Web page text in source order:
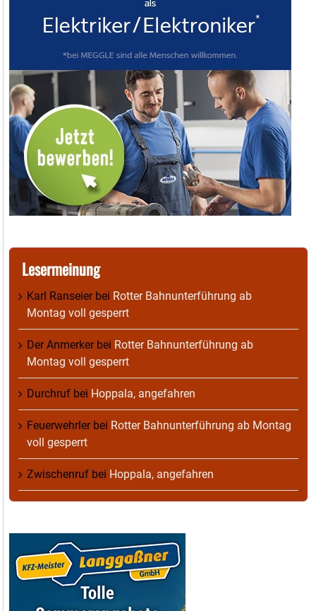
Lesermeinung
Karl Ranseierbei Rotter Bahnunterführung ab
Montag voll gesperrt
Der Anmerkerbei Rotter Bahnunterführung ab
Montag voll gesperrt
Durchruf bei Hoppala, angefahren
Feuerwehrlerbei Rotter Bahnunterführung ab Montag
voll gesperrt
Zwischenruf bei Hoppala, angefahren